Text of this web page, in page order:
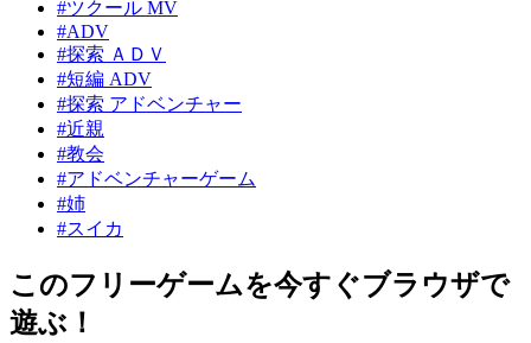
#ツクール MV
#ADV
#探索 ＡＤＶ
#短編 ADV
#探索 アドベンチャー
#近親
#教会
#アドベンチャーゲーム
#姉
#スイカ
このフリーゲームを今すぐブラウザで
遊ぶ！